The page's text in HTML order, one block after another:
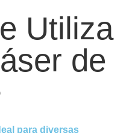
Utiliza
de
para diversas